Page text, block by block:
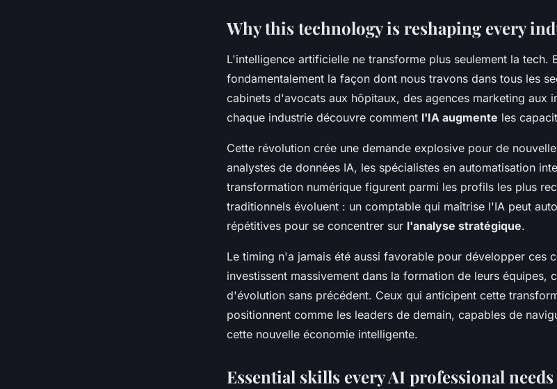
Why this technology is reshaping every
L'intelligence artificielle ne transforme plus seulement la tech.
fondamentalement la façon dont nous travons dans tous les
cabinets d'avocats aux hôpitaux, des agences marketing aux
chaque industrie découvre comment l'IA augmente les
Cette révolution crée une demande explosive pour de
analystes de données IA, les spécialistes en automatisation
transformation numérique figurent parmi les profils les plus
traditionnels évoluent : un comptable qui maîtrise l'IA peut
répétitives pour se concentrer sur l'analyse stratégique.
Le timing n'a jamais été aussi favorable pour développer ces
investissent massivement dans la formation de leurs équipes,
d'évolution sans précédent. Ceux qui anticipent cette
positionnent comme les leaders de demain, capables de
cette nouvelle économie intelligente.
Essential skills every AI professional